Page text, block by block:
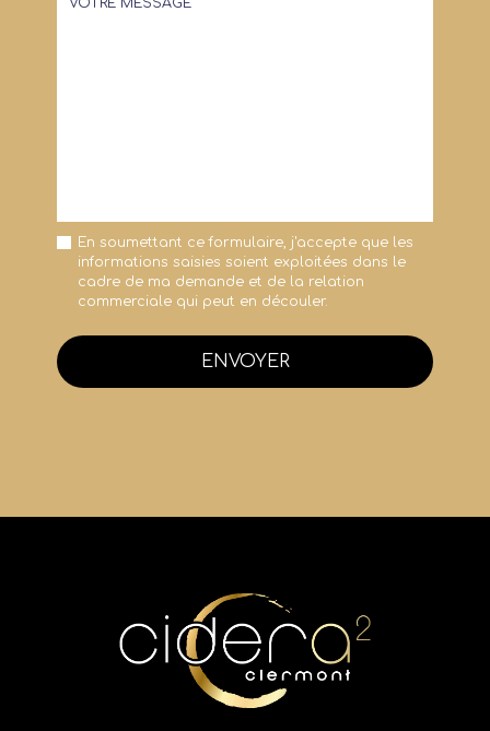
En soumettant ce formulaire, j'accepte que les
informations saisies soient exploitées dans le
cadre de ma demande et de la relation
commerciale qui peut en découler.
ENVOYER